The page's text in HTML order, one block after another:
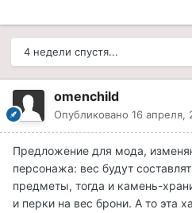
4 недели спустя...
omenchild
Опубликовано 16 апреля,
Предложение для мода,
персонажа: вес будут
предметы, тогда и камень-
и перки на вес брони. А то эта